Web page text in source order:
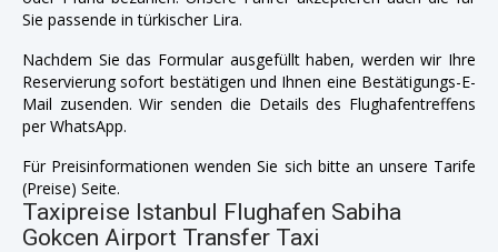
Sie passende in türkischer Lira.
Nachdem Sie das Formular ausgefüllt haben, werden wir Ihre
Reservierung sofort bestätigen und Ihnen eine Bestätigungs-E-
Mail zusenden. Wir senden die Details des Flughafentreffens
per WhatsApp.
Für Preisinformationen wenden Sie sich bitte an unsere Tarife
(Preise) Seite.
Taxipreise Istanbul Flughafen Sabiha
Gokcen Airport Transfer Taxi